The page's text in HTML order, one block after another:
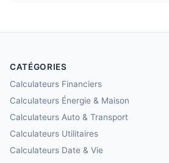
CATÉGORIES
Calculateurs Financiers
Calculateurs Énergie & Maison
Calculateurs Auto & Transport
Calculateurs Utilitaires
Calculateurs Date & Vie